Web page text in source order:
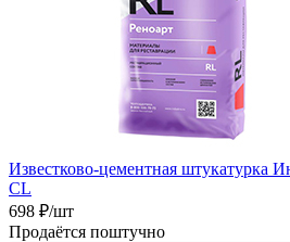
Известково-цементная
CL
698 ₽/шт
Продаётся поштучно